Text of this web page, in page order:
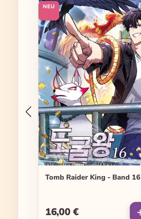
NEU
Tomb Raider King - Band 16
Regulärer Preis:
16,00 €